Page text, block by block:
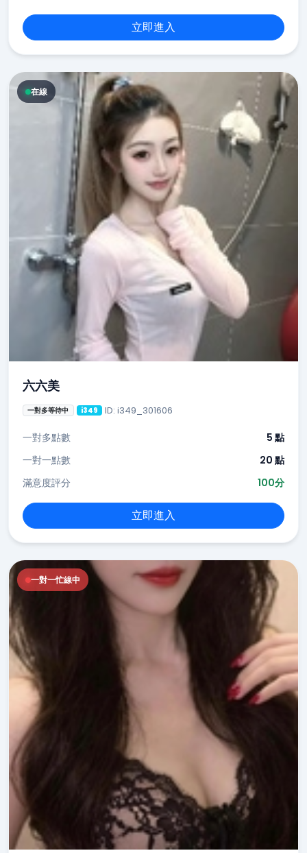
立即進入
在線
六六美
一對多等待中 i349 ID: i349_301606
一對多點數
5 點
一對一點數
20 點
滿意度評分
100分
立即進入
一對一忙線中